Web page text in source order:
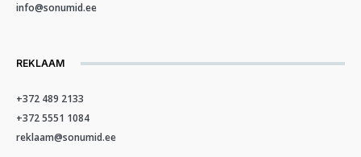
info@sonumid.ee
REKLAAM
+372 489 2133
+372 5551 1084
reklaam@sonumid.ee